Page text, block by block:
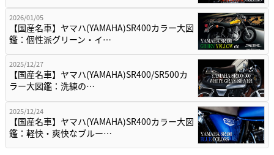
2026/01/05
【国産名車】ヤマハ(YAMAHA)SR400カラー大図
鑑：個性派グリーン・イ…
2025/12/27
【国産名車】ヤマハ(YAMAHA)SR400/SR500カ
ラー大図鑑：洗練の…
2025/12/24
【国産名車】ヤマハ(YAMAHA)SR400カラー大図
鑑：軽快・爽快なブルー…